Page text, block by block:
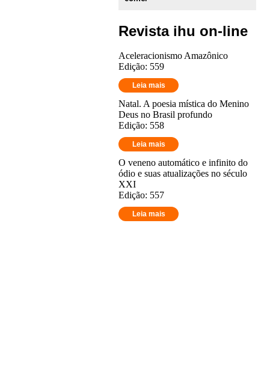
Revista ihu on-line
Aceleracionismo Amazônico
Edição: 559
Leia mais
Natal. A poesia mística do Menino
Deus no Brasil profundo
Edição: 558
Leia mais
O veneno automático e infinito do
ódio e suas atualizações no século
XXI
Edição: 557
Leia mais